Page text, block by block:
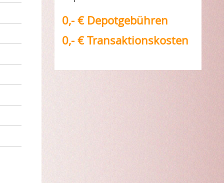
0,- € Depotgebühren
0,- € Transaktionskosten